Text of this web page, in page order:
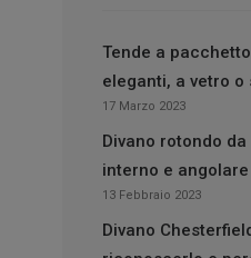
Tende a
eleganti, a vetro o
17 Marzo 2023
Divano rotondo
interno e angolare
13 Febbraio 2023
Divano